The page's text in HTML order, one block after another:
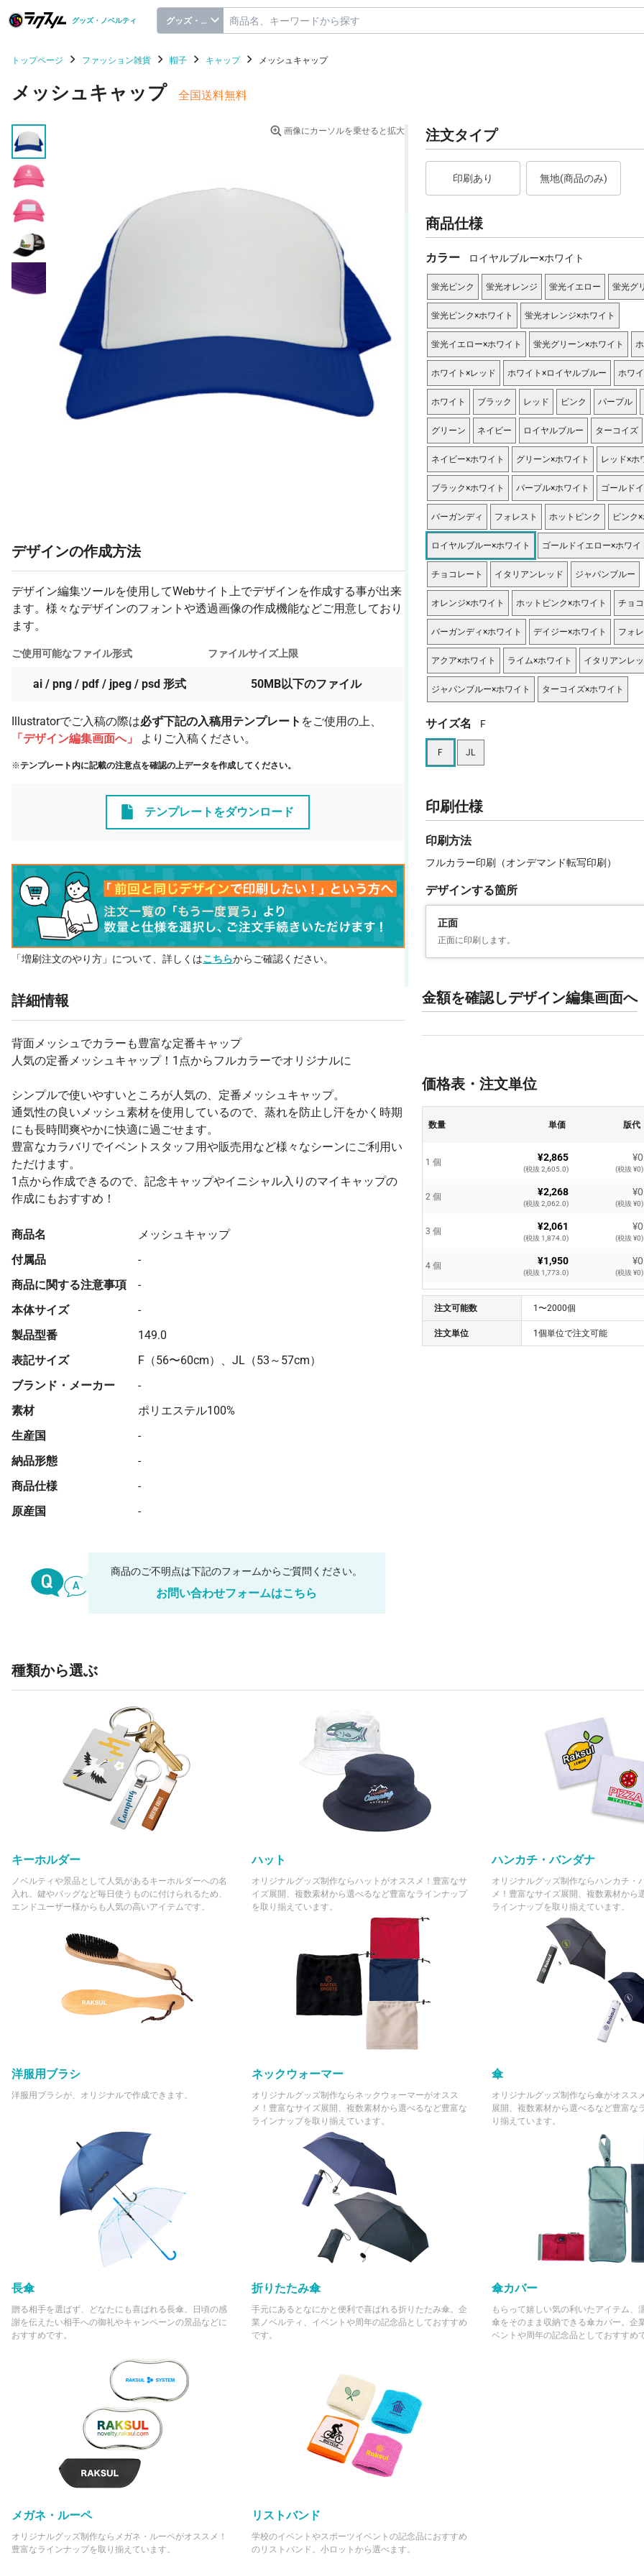
グッズ・ノベルティ グッズ・ノベルティ
トップページ ファッション雑貨 帽子 キャップ メッシュキャップ
メッシュキャップ 全国送料無料
画像にカーソルを乗せると拡大
デザインの作成方法
デザイン編集ツールを使用してWebサイト上でデザインを作成する事が出来
ます。様々なデザインのフォントや透過画像の作成機能などご用意しており
ます。
ご使用可能なファイル形式
ai / png / pdf / jpeg / psd 形式
ファイルサイズ上限
50MB以下のファイル
Illustratorでご入稿の際は必ず下記の入稿用テンプレート をご使用の上、
「デザイン編集画面へ」
よりご入稿ください。
※テンプレート内に記載の注意点を確認の上データを作成してください。
テンプレートをダウンロード
「増刷注文のやり方」について、詳しくはこちらからご確認ください。
詳細情報
背面メッシュでカラーも豊富な定番キャップ
人気の定番メッシュキャップ！1点からフルカラーでオリジナルに
シンプルで使いやすいところが人気の、定番メッシュキャップ。
通気性の良いメッシュ素材を使用しているので、蒸れを防止し汗をかく時期
にも長時間爽やかに快適に過ごせます。
豊富なカラバリでイベントスタッフ用や販売用など様々なシーンにご利用い
ただけます。
1点から作成できるので、記念キャップやイニシャル入りのマイキャップの
商品名
メッシュキャップ
付属品
-
商品に関する注意事項
-
本体サイズ
-
製品型番
149.0
表記サイズ
F（56〜60cm）、JL（53～57cm）
ブランド・メーカー
-
素材
ポリエステル100%
生産国
-
納品形態
-
商品仕様
-
原産国
-
商品のご不明点は下記のフォームからご質問ください。
お問い合わせフォームはこちら
注文タイプ
印刷あり 無地(商品のみ)
商品仕様
カラー ロイヤルブルー×ホワイト
蛍光ピンク 蛍光オレンジ 蛍光イエロー 蛍光グ
蛍光ピンク×ホワイト 蛍光オレンジ×ホワイト
蛍光イエロー×ホワイト 蛍光グリーン×ホワイト
ホワイト×レッド ホワイト×ロイヤルブルー ホワ
ホワイト ブラック レッド ピンク パープル
グリーン ネイビー ロイヤルブルー ターコイズ
ネイビー×ホワイト グリーン×ホワイト レッド×ホ
ブラック×ホワイト パープル×ホワイト ゴールド
バーガンディ フォレスト ホットピンク ピンク
ロイヤルブルー×ホワイト ゴールドイエロー×ホワイ
チョコレート イタリアンレッド ジャパンブルー
オレンジ×ホワイト ホットピンク×ホワイト チョ
バーガンディ×ホワイト デイジー×ホワイト フォ
アクア×ホワイト ライム×ホワイト イタリアンレ
ジャパンブルー×ホワイト ターコイズ×ホワイト
サイズ名 F
F JL
印刷仕様
印刷方法
フルカラー印刷（オンデマンド転写印刷）
デザインする箇所
正面
正面に印刷します。
金額を確認しデザイン編集画面へ
価格表・注文単位
数量 単価 版代
1 個 ¥2,865
(税抜 2,605.0)
¥0
(税抜 ¥0)
2 個 ¥2,268
(税抜 2,062.0)
¥0
(税抜 ¥0)
3 個 ¥2,061
(税抜 1,874.0)
¥0
(税抜 ¥0)
4 個 ¥1,950
(税抜 1,773.0)
¥0
(税抜 ¥0)
¥1,877
(税抜 1,707.0)
¥0
6 個 ¥1,826
¥1,326
(税抜 1,206.0) (税抜 ¥0)
¥1,311
(税抜 1,192.0)
¥0
(税抜 ¥0)
200 個
(税抜 ¥0)
(税抜 1,125.0)
400 個 ¥1,194
(税抜 1,086.0)
¥0
(税抜 ¥0)
500 個 ¥1,168
(税抜 1,062.0)
¥1,100
(税抜 1,000.0)
注文可能数 1〜2000個
注文単位 1個単位で注文可能
種類から選ぶ
キーホルダー
ノベルティや景品として人気があるキーホルダーへの名
入れ。鍵やバッグなど毎日使うものに付けられるため、
エンドユーザー様からも人気の高いアイテムです。
ハット
オリジナルグッズ制作ならハットがオススメ！豊富なサ
イズ展開、複数素材から選べるなど豊富なラインナップ
を取り揃えています。
ハンカチ・バンダナ
オリジナルグッズ制作ならハンカチ・
メ！豊富なサイズ展開、複数素材から
ラインナップを取り揃えています。
洋服用ブラシ
洋服用ブラシが、オリジナルで作成できます。
ネックウォーマー
オリジナルグッズ制作ならネックウォーマーがオスス
メ！豊富なサイズ展開、複数素材から選べるなど豊富な
ラインナップを取り揃えています。
傘
オリジナルグッズ制作なら傘がオスス
展開、複数素材から選べるなど豊富な
り揃えています。
長傘
贈る相手を選ばず、どなたにも喜ばれる長傘。日頃の感
謝を伝えたい相手への御礼やキャンペーンの景品などに
おすすめです。
折りたたみ傘
手元にあるとなにかと便利で喜ばれる折りたたみ傘。企
業ノベルティ、イベントや周年の記念品としておすすめ
です。
傘カバー
もらって嬉しい気の利いたアイテム、
傘をそのまま収納できる傘カバー。企
ベントや周年の記念品としておすすめ
メガネ・ルーペ
オリジナルグッズ制作ならメガネ・ルーペがオススメ！
豊富なラインナップを取り揃えています。
リストバンド
学校のイベントやスポーツイベントの記念品におすすめ
のリストバンド。小ロットから選べます。